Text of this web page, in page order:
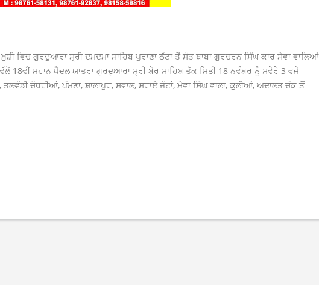
ਵਿਚ ਗੁਰਦੁਆਰਾ ਸ੍ਰੀ ਦਮਦਮਾ ਸਾਹਿਬ ਪੁਰਾਣਾ ਠੱਟਾ ਤੋਂ ਸੰਤ ਬਾਬਾ ਗੁਰਚਰਨ ਸਿੰਘ ਕਾਰ ਸੇਵਾ ਵਾਲਿਆਂ
18ਵੀਂ ਮਹਾਨ ਪੈਦਲ ਯਾਤਰਾ ਗੁਰਦੁਆਰਾ ਸ੍ਰੀ ਬੇਰ ਸਾਹਿਬ ਤੱਕ ਮਿਤੀ 18 ਨਵੰਬਰ ਨੂੰ ਸਵੇਰੇ 3 ਵਜੇ
ਚੌਧਰੀਆਂ, ਪੱਮਣਾ, ਸ਼ਾਲਾਪੁਰ, ਸਵਾਲ, ਸਰਾਏ ਜੱਟਾਂ, ਮੇਵਾ ਸਿੰਘ ਵਾਲਾ, ਕੁਲੀਆਂ, ਅਦਾਲਤ ਚੱਕ ਤੋਂ